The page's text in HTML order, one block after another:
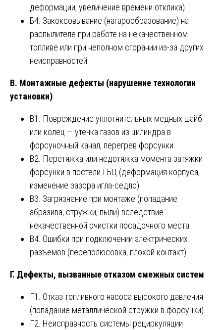
деформации, увеличение времени отклика).
Б4. Закоксовывание (нагарообразование) на
распылителе при работе на некачественном
топливе или при неполном сгорании из-за других
неисправностей.
В. Монтажные дефекты (нарушение технологии
установки)
В1. Повреждение уплотнительных медных шайб
или колец — утечка газов из цилиндра в
форсуночный канал, перегрев форсунки.
В2. Перетяжка или недотяжка момента затяжки
форсунки в постели ГБЦ (деформация корпуса,
изменение зазора игла-седло).
В3. Загрязнение при монтаже (попадание
абразива, стружки, пыли) вследствие
некачественной очистки посадочного места.
В4. Ошибки при подключении электрических
разъемов (переполюсовка, плохой контакт).
Г. Дефекты, вызванные отказом смежных систем
Г1. Отказ топливного насоса высокого давления
(попадание металлической стружки в форсунки).
Г2. Неисправность системы рециркуляции